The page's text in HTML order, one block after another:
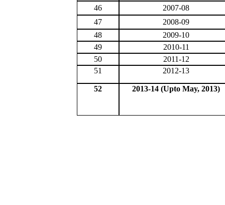
46
2007-08
47
2008-09
48
2009-10
49
2010-11
50
2011-12
51
2012-13
52 2013-14 (Upto May, 2013)